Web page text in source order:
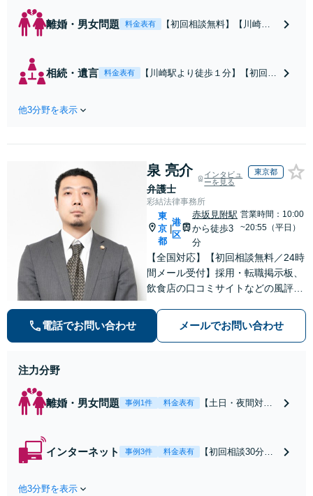
離婚・男女問題 料金表有
【初回相談無料】【川崎駅
割・婚姻費用・養育費・財
相続・遺言 料金表有
【川崎駅より徒歩１分】【初回相
スを目指しております。
他3分野を表示
泉 亮介
弁護士
インタビュ
ーを見る
東京都
彩結法律事務所
東
京
都
港
区
赤坂見附駅
から徒歩3
分
営業時間：10:00
~20:55（平日）
【全国対応】【初回相談無料／24時
間メール受付】採用・転職掲示板、
飲食店の口コミサイトなどの風評被
の種類を問わず相談可。可能な限り
早期対応で駆けつけサポート【労
電話でお問い合わせ メールでお問い合わせ
注力分野
離婚・男女問題 事例1件 料金表有
【土日・夜間対応
れたら、サインす
インターネット 事例3件 料金表有
【初回相談30分無
他3分野を表示